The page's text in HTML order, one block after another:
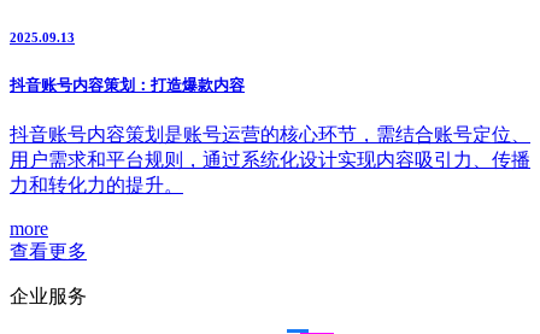
2025.09.13
抖音账号内容策划：打造爆款内容
抖音账号内容策划是账号运营的核心环节，需结合账号定位、
用户需求和平台规则，通过系统化设计实现内容吸引力、传播
力和转化力的提升。
more
查看更多
企业服务